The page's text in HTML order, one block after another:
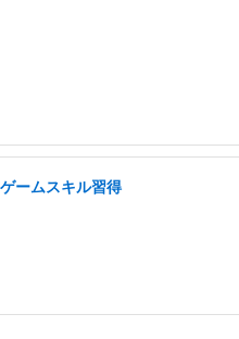
ームスキル習得